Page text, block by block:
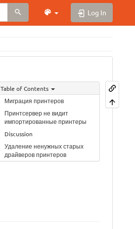
Log In
Table of Contents
Миграция принтеров
Принтсервер не видит
импортированные принтеры
Discussion
Удаление ненужных старых
драйверов принтеров